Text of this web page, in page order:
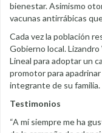
bienestar. Asimismo
vacunas antirrábicas
Cada vez la población
Gobierno local.
Lineal para adoptar un
promotor para
integrante de su familia.
Testimonios
“A mí siempre me ha